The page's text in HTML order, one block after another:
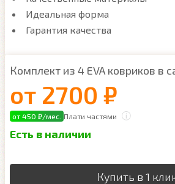
Идеальная форма
Гарантия качества
Комплект из 4 EVA ковриков в
от 2700 ₽
от 450 ₽/мес. Плати частями
Есть в наличии
Купить в 1